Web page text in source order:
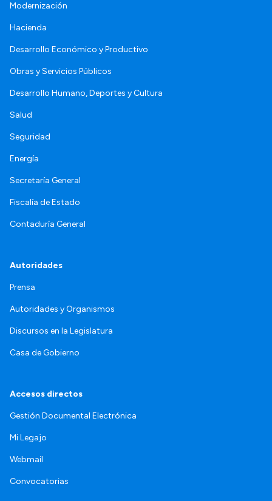
Modernización
Hacienda
Desarrollo Económico y Productivo
Obras y Servicios Públicos
Desarrollo Humano, Deportes y Cultura
Salud
Seguridad
Energía
Secretaría General
Fiscalía de Estado
Contaduría General
Autoridades
Prensa
Autoridades y Organismos
Discursos en la Legislatura
Casa de Gobierno
Accesos directos
Gestión Documental Electrónica
Mi Legajo
Webmail
Convocatorias